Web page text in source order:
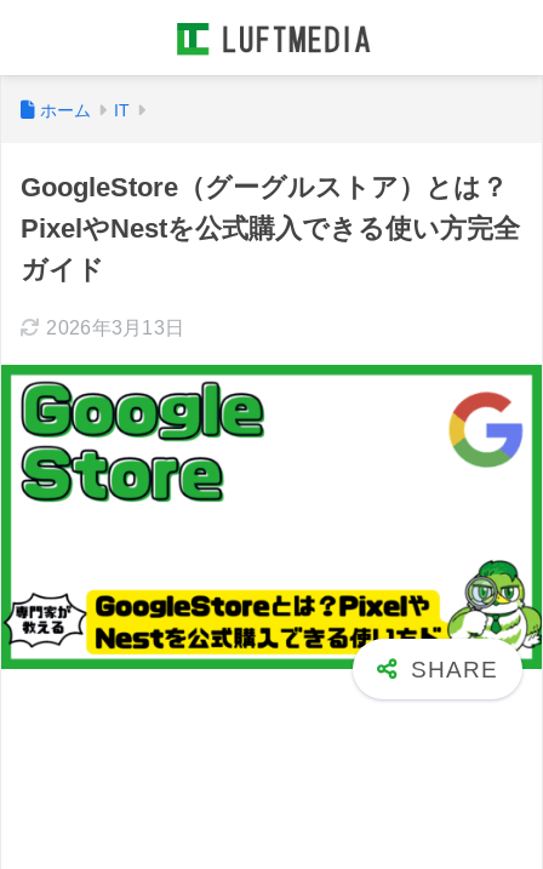
ホーム IT
GoogleStore（グーグルストア）とは？
PixelやNestを公式購入できる使い方完全
ガイド
2026年3月13日